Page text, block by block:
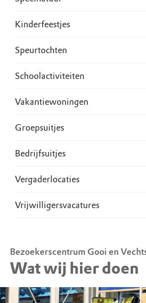
Kinderfeestjes
Speurtochten
Schoolactiviteiten
Vakantiewoningen
Groepsuitjes
Bedrijfsuitjes
Vergaderlocaties
Vrijwilligersvacatures
Bezoekerscentrum Gooi en
Wat wij hier doen